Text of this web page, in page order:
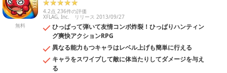
無料
4.2点 236件の評価
XFLAG, Inc. リリース 2013/09/27
ひっぱって弾いて友情コンボ炸裂！ひっぱりハンティン
グ爽快アクションRPG
異なる能力もつキャラはレベル上げも簡単に行える
キャラをスワイプして敵に体当たりしてダメージを与え
る